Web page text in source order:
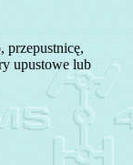
przepustnicę,
upustowe lub